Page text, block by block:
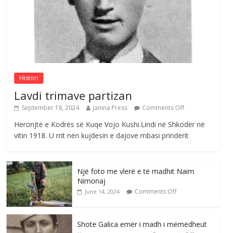
August 4, 2026 Comments Off
Sulm , pse të dua ty
August 8, 2026 Comments Off
Histori
Lavdi trimave partizan
September 18, 2024 Janina Press Comments Off
Heronjtë e Kodrës së Kuqe Vojo Kushi.Lindi në Shkodër në
vitin 1918. U rrit nën kujdesin e dajove mbasi prindërit
Një foto me vlerë e të madhit Naim
Nimonaj
June 14, 2024 Comments Off
Shote Galica emër i madh i mëmëdheut